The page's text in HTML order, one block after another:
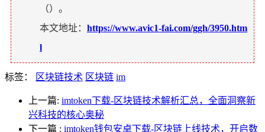
（）。
本文地址： https://www.avic1-fai.com/ggh/3950.htm
l
标签： 区块链技术 区块链 im
上一篇: imtoken下载-区块链技术解析汇总，全面洞察新
兴科技的核心奥秘
下一篇 : imtoken钱包安卓下载-区块链上线技术，开启数